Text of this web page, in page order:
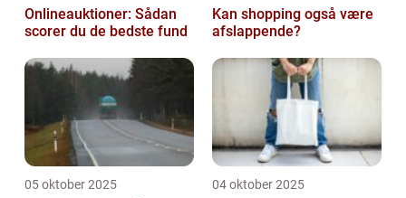
Onlineauktioner: Sådan
scorer du de bedste fund
Kan shopping også være
afslappende?
05 oktober 2025 04 oktober 2025